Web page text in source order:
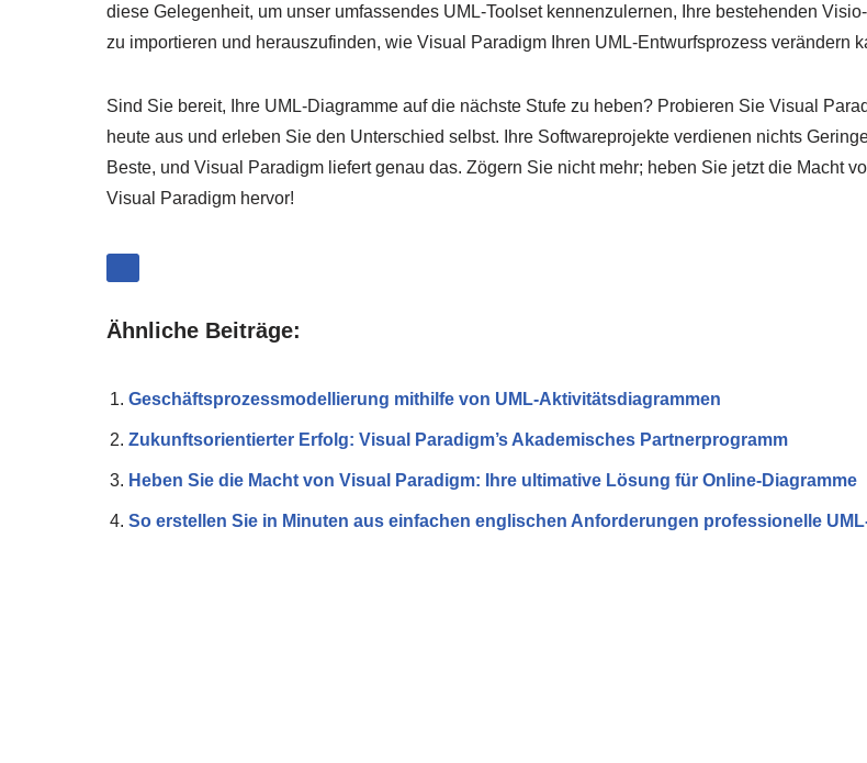
diese Gelegenheit, um unser umfassendes UML-Toolset kennenzulernen, Ihre bestehenden
zu importieren und herauszufinden, wie Visual Paradigm Ihren UML-Entwurfsprozess verändern
Sind Sie bereit, Ihre UML-Diagramme auf die nächste Stufe zu heben? Probieren Sie Visual
heute aus und erleben Sie den Unterschied selbst. Ihre Softwareprojekte verdienen nichts
Beste, und Visual Paradigm liefert genau das. Zögern Sie nicht mehr; heben Sie jetzt die Macht
Visual Paradigm hervor!
Ähnliche Beiträge:
Geschäftsprozessmodellierung mithilfe von UML-Aktivitätsdiagrammen
Zukunftsorientierter Erfolg: Visual Paradigm’s Akademisches Partnerprogramm
Heben Sie die Macht von Visual Paradigm: Ihre ultimative Lösung für Online-Diagramme
So erstellen Sie in Minuten aus einfachen englischen Anforderungen professionelle